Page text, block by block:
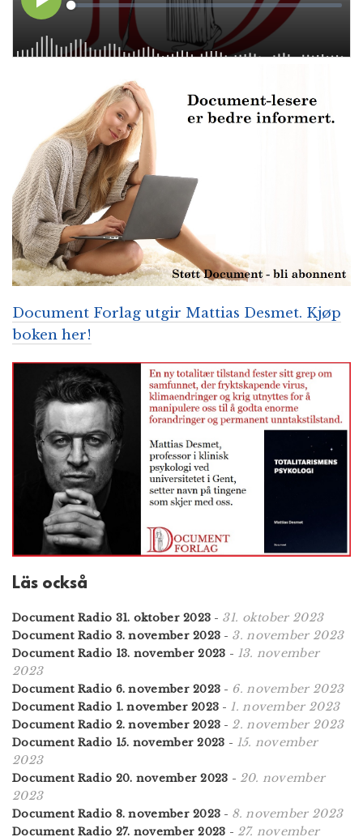
Document Forlag utgir Mattias Desmet. Kjøp
boken her!
Läs också
Document Radio 31. oktober 2023 - 31. oktober 2023
Document Radio 3. november 2023 - 3. november 2023
Document Radio 13. november 2023 - 13. november
2023
Document Radio 6. november 2023 - 6. november 2023
Document Radio 1. november 2023 - 1. november 2023
Document Radio 2. november 2023 - 2. november 2023
Document Radio 15. november 2023 - 15. november
2023
Document Radio 20. november 2023 - 20. november
2023
Document Radio 8. november 2023 - 8. november 2023
Document Radio 27. november 2023 - 27. november